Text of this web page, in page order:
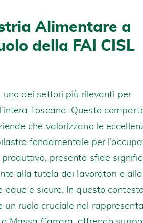
Alimentare a
della FAI CISL
uno dei settori più rilevanti per
Toscana. Questo
che valorizzano le
fondamentale per
presenta sfide
alla tutela dei lavoratori e alla
e sicure. In questo
un ruolo cruciale nel